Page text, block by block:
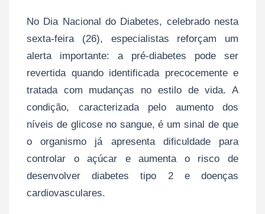
No Dia Nacional do Diabetes, celebrado nesta
sexta-feira (26), especialistas reforçam um
alerta importante: a pré-diabetes pode ser
revertida quando identificada precocemente e
tratada com mudanças no estilo de vida. A
condição, caracterizada pelo aumento dos
níveis de glicose no sangue, é um sinal de que
o organismo já apresenta dificuldade para
controlar o açúcar e aumenta o risco de
desenvolver diabetes tipo 2 e doenças
cardiovasculares.